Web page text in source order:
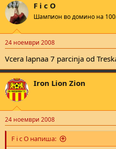
F i c O
Шампион во домино на
24 ноември 2008
Vcera lapnaa 7 parcinja od
Iron Lion Zion
24 ноември 2008
F i c O напиша: